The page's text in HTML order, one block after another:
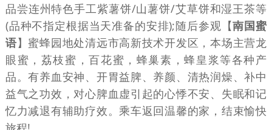
品尝连州特色手工紫薯饼/山薯饼/艾草饼和湿王茶等
(品种不指定根据当天准备的安排);随后参观【南国蜜
语】蜜蜂园地处清远市高新技术开发区，本场主营龙
眼蜜，荔枝蜜，百花蜜，蜂巢素，蜂皇浆等各种产
品。有养血安神、开胃益脾、养颜、清热润燥、补中
益气之功效，对心脾血虚引起的心悸不安、失眠和记
忆力减退有辅助疗效。乘车返回温馨的家，结束愉快